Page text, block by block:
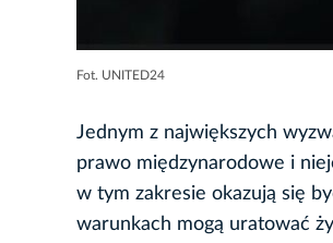
Fot. UNITED24
Jednym z największych
prawo międzynarodowe i
w tym zakresie okazują się
warunkach mogą uratować